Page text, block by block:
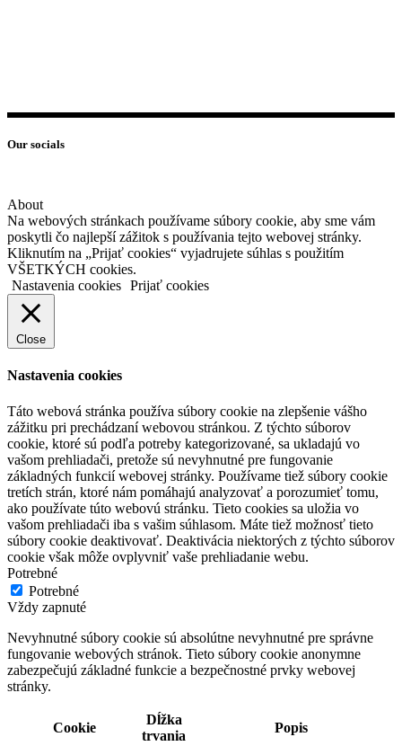
Our socials
About
Na webových stránkach používame súbory cookie, aby sme vám
poskytli čo najlepší zážitok s používania tejto webovej stránky.
Kliknutím na „Prijať cookies“ vyjadrujete súhlas s použitím
VŠETKÝCH cookies.
Nastavenia cookies Prijať cookies
Close
Nastavenia cookies
Táto webová stránka používa súbory cookie na zlepšenie vášho
zážitku pri prechádzaní webovou stránkou. Z týchto súborov
cookie, ktoré sú podľa potreby kategorizované, sa ukladajú vo
vašom prehliadači, pretože sú nevyhnutné pre fungovanie
základných funkcií webovej stránky. Používame tiež súbory cookie
tretích strán, ktoré nám pomáhajú analyzovať a porozumieť tomu,
ako používate túto webovú stránku. Tieto cookies sa uložia vo
vašom prehliadači iba s vašim súhlasom. Máte tiež možnosť tieto
súbory cookie deaktivovať. Deaktivácia niektorých z týchto súborov
cookie však môže ovplyvniť vaše prehliadanie webu.
Potrebné
Potrebné
Vždy zapnuté
Nevyhnutné súbory cookie sú absolútne nevyhnutné pre správne
fungovanie webových stránok. Tieto súbory cookie anonymne
zabezpečujú základné funkcie a bezpečnostné prvky webovej
stránky.
Cookie
Dĺžka
trvania
Popis